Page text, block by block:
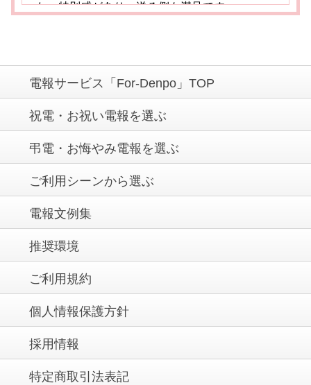
た。特別感があり、送る側も満足です。
た。
着いた味わいに「これは旨い」と笑顔でした。
「こんなおしゃれなお酒は初めて！」と感激さ
れました。
彼氏の誕生日にクラフトビールの詰め合わせを
プレゼント。おしゃれでセンスがいいと言って
母の日にお酒ギフトを贈るのは初めてでした
電報サービス「For-Denpo」TOP
祝電・お祝い電報を選ぶ
弔電・お悔やみ電報を選ぶ
ご利用シーンから選ぶ
電報文例集
推奨環境
ご利用規約
個人情報保護方針
採用情報
特定商取引法表記